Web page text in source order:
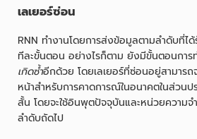
เลเยอร์ซ่อน
RNN ทำงานโดยการส่งข้อมูลตามลำดับที่ไ
ทีละขั้นตอน อย่างไรก็ตาม ยังมีขั้นตอนการ
เกิดซ้ำอีกด้วย โดยเลเยอร์ที่ซ่อนอยู่สามาร
หน้าสำหรับการคาดการณ์ในอนาคตในส่วนป
สั้น โดยจะใช้อินพุตปัจจุบันและหน่วยความจ
ลำดับถัดไป